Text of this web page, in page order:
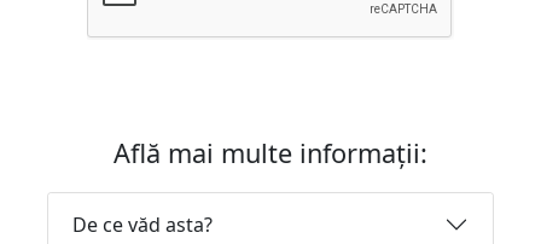
Află mai multe informații:
De ce văd asta?